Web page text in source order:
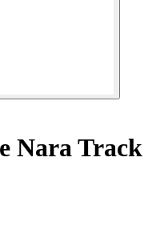
Nara Track